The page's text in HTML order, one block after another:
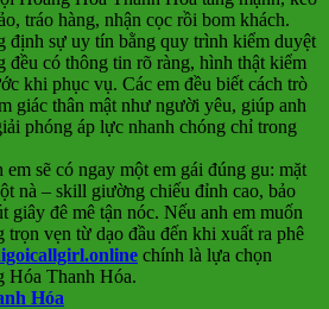
tráo hàng, nhận cọc rồi bom khách.
định sự uy tín bằng quy trình kiểm duyệt
đều có thông tin rõ ràng, hình thật kiểm
khi phục vụ. Các em đều biết cách trò
giác thân mật như người yêu, giúp anh
phóng áp lực nhanh chóng chỉ trong
sẽ có ngay một em gái đúng gu: mặt
nà – skill giường chiếu đỉnh cao, bảo
giây đê mê tận nóc. Nếu anh em muốn
trọn vẹn từ dạo đầu đến khi xuất ra phê
chính là lựa chọn
Hóa Thanh Hóa.
Hóa